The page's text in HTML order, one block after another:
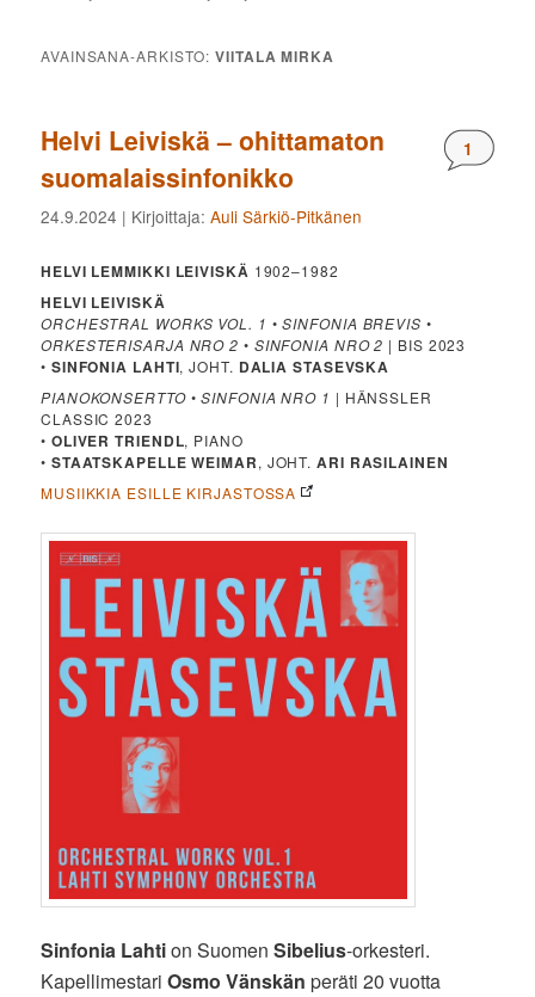
AVAINSANA-ARKISTO:VIITALA MIRKA
Helvi Leiviskä – ohittamaton
suomalaissinfonikko
1
24.9.2024 | Kirjoittaja:Auli Särkiö-Pitkänen
HELVI LEMMIKKI LEIVISKÄ 1902–1982
HELVI LEIVISKÄ
ORCHESTRAL WORKS VOL. 1 • SINFONIA BREVIS •
ORKESTERISARJA NRO 2 • SINFONIA NRO 2 | BIS 2023
• SINFONIA LAHTI, JOHT. DALIA STASEVSKA
PIANOKONSERTTO • SINFONIA NRO 1 | HÄNSSLER
CLASSIC 2023
• OLIVER TRIENDL, PIANO
• STAATSKAPELLE WEIMAR, JOHT.ARI RASILAINEN
MUSIIKKIA ESILLE KIRJASTOSSA
Sinfonia Lahtion SuomenSibelius-orkesteri.
KapellimestariOsmo Vänskän peräti 20 vuotta